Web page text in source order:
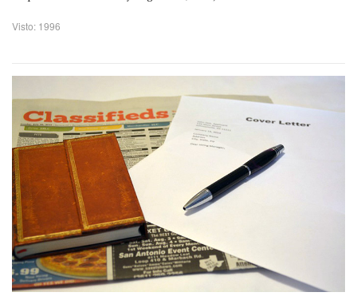
Visto: 1996